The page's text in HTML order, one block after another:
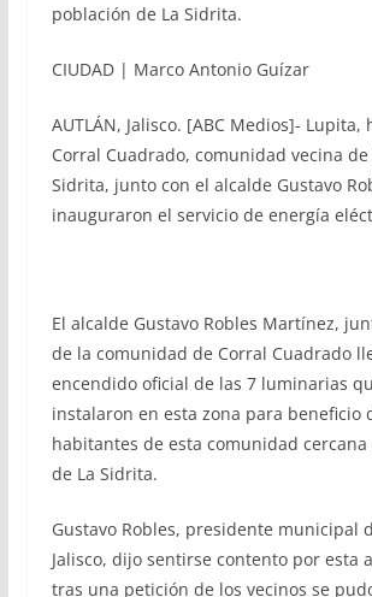
población de La Sidrita.
CIUDAD | Marco Antonio Guízar
AUTLÁN, Jalisco. [ABC Medios]-
Corral Cuadrado, comunidad vecina de
Sidrita, junto con el alcalde Gustavo
inauguraron el servicio de energía
El alcalde Gustavo Robles Martínez,
de la comunidad de Corral Cuadrado
encendido oficial de las 7 luminarias
instalaron en esta zona para beneficio
habitantes de esta comunidad cercana
de La Sidrita.
Gustavo Robles, presidente municipal
Jalisco, dijo sentirse contento por esta
tras una petición de los vecinos se